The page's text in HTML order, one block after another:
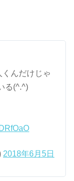
んだけじゃ
る(^.^)
2018年6月5日